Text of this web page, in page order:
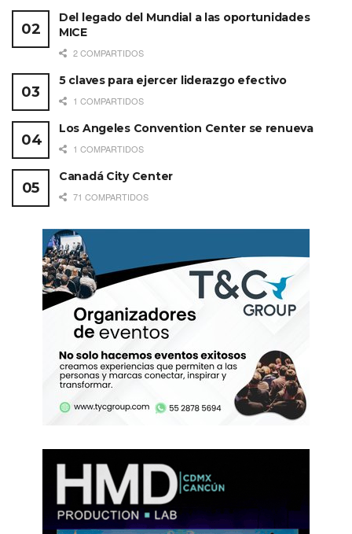
Del legado del Mundial a las oportunidades
MICE
2 COMPARTIDOS
5 claves para ejercer liderazgo efectivo
1 COMPARTIDOS
Los Angeles Convention Center se renueva
1 COMPARTIDOS
Canadá City Center
71 COMPARTIDOS